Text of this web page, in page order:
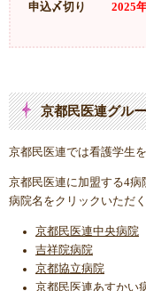
申込〆切り 2025
京都民医連グル
京都民医連では看護学生
京都民医連に加盟する4病
病院名をクリックいただ
京都民医連中央病院
吉祥院病院
京都協立病院
京都民医連あすかい